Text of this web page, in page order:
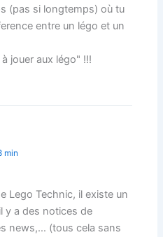
(pas si longtemps) où tu
entre un légo et un
jouer aux légo" !!!
min
Lego Technic, il existe un
y a des notices de
news,… (tous cela sans